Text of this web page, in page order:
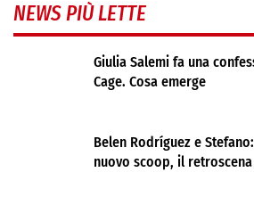
NEWS PIÙ LETTE
Giulia Salemi fa una
Cage. Cosa emerge
Belen Rodríguez e
nuovo scoop, il retroscena